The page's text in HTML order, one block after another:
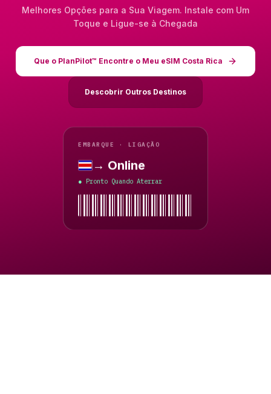
Melhores Opções para a Sua Viagem. Instale com Um
Toque e Ligue-se à Chegada
Que o PlanPilot™ Encontre o Meu eSIM Costa Rica
Descobrir Outros Destinos
EMBARQUE · LIGAÇÃO
Costa Rica
→ Online
● Pronto Quando Aterrar